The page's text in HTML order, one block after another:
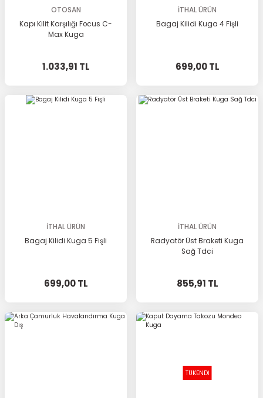
OTOSAN
Kapı Kilit Karşılığı Focus C-
Max Kuga
1.033,91 TL
İTHAL ÜRÜN
Bagaj Kilidi Kuga 4 Fişli
699,00 TL
İTHAL ÜRÜN
Bagaj Kilidi Kuga 5 Fişli
699,00 TL
İTHAL ÜRÜN
Radyatör Üst Braketi Kuga
Sağ Tdci
855,91 TL
TÜKENDİ